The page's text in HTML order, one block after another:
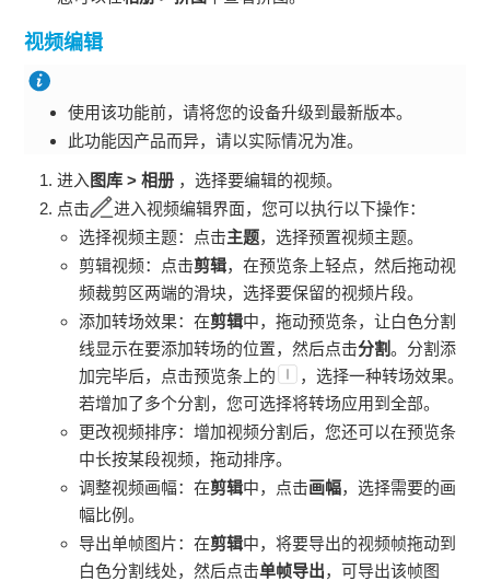
视频编辑
使用该功能前，请将您的设备升级到最新版本。
此功能因产品而异，请以实际情况为准。
进入 图库 >相册 ，选择要编辑的视频。
点击
进入视频编辑界面，您可以执行以下操作：
选择视频主题：点击主题，选择预置视频主题。
剪辑视频：点击剪辑，在预览条上轻点，然后拖动视
频裁剪区两端的滑块，选择要保留的视频片段。
添加转场效果：在剪辑中，拖动预览条，让白色分割
线显示在要添加转场的位置，然后点击分割。分割添
加完毕后，点击预览条上的
，选择一种转场效果。
若增加了多个分割，您可选择将转场应用到全部。
更改视频排序：增加视频分割后，您还可以在预览条
中长按某段视频，拖动排序。
调整视频画幅：在剪辑中，点击画幅，选择需要的画
幅比例。
导出单帧图片：在剪辑中，将要导出的视频帧拖动到
白色分割线处，然后点击单帧导出，可导出该帧图